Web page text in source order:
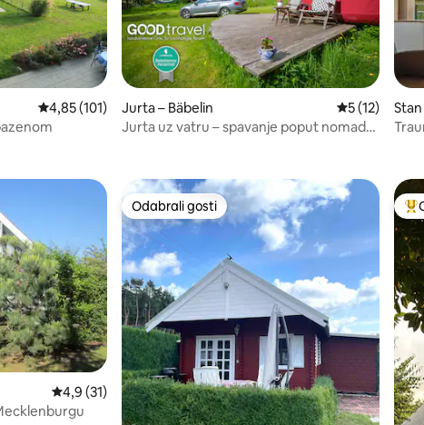
Prosječna ocjena: 4,85/5, recenzija: 101
4,85 (101)
Jurta – Bäbelin Prosječna
5 (12)
Jurta uz vatru – spavanje poput nomada
Prosječna ocjena: 4,9/5, recenzija: 31
4,9 (31)
Odabrali gosti
Odabrali gosti